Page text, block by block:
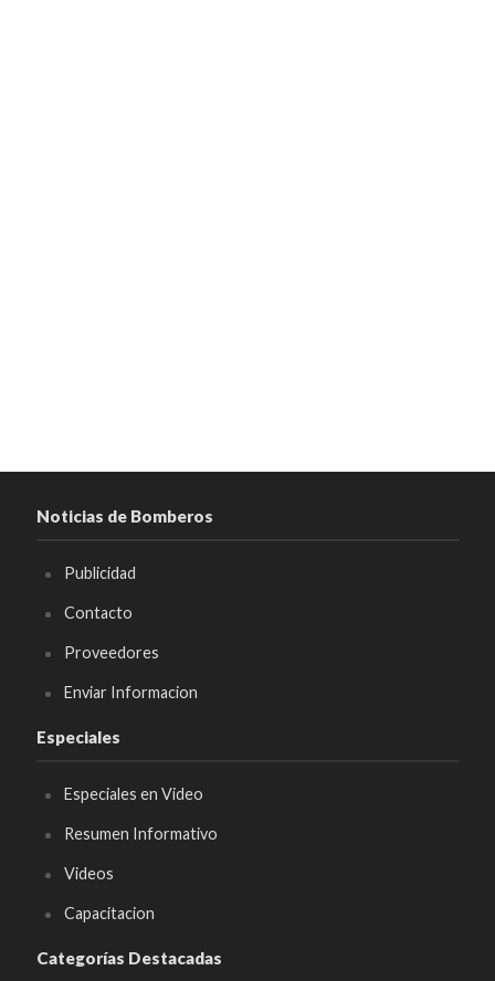
Noticias de Bomberos
Publicidad
Contacto
Proveedores
Enviar Informacion
Especiales
Especiales en Video
Resumen Informativo
Videos
Capacitacion
Categorías Destacadas